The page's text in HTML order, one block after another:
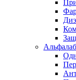
Альфалаб